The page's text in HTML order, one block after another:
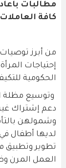
مطالبات
كافة العاملات
من أبرز
إحتياجات
الحكومية
وتوسيع مظلة
دعم إشتراك
وشمولهن
لديها أطفال
تطوير وتطبيق
العمل المرن